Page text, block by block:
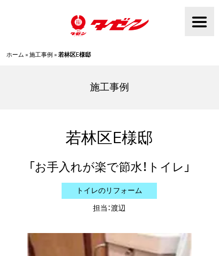
ホーム »施工事例 »若林区E様邸
施工事例
若林区E様邸
お手入れが楽で節水！トイレ
トイレのリフォーム
担当：渡辺